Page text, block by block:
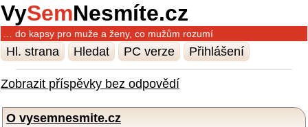
VySemNesmíte.cz
… do kapsy pro muže a ženy, co mužům rozumí
Hl. strana Hledat PC verze Přihlášení
Zobrazit příspěvky bez odpovědí
O vysemnesmite.cz